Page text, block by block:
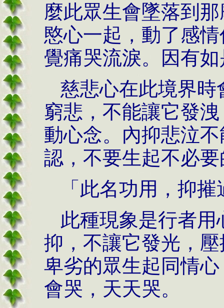
麼此眾生會墜落到
愍心一起，動了感
覺痛哭流淚。因有
慈悲心在此境界
窮悲，不能讓它發
動心念。內抑悲泣
認，不要生起不必
「此名功用，抑
此種現象是行者
抑，不讓它發光，
卑劣的眾生起同情
會哭，天天哭。